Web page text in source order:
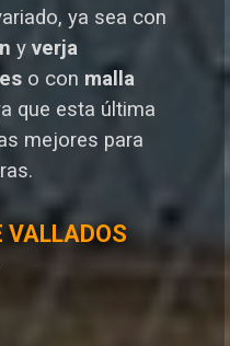
ya sea con
y verja
o con malla
que esta última
mejores para
VALLADOS